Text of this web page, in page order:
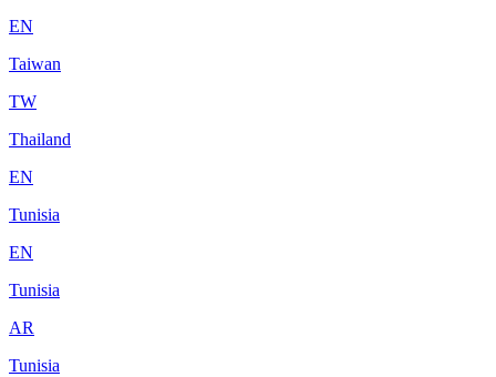
EN
Taiwan
TW
Thailand
EN
Tunisia
EN
Tunisia
AR
Tunisia